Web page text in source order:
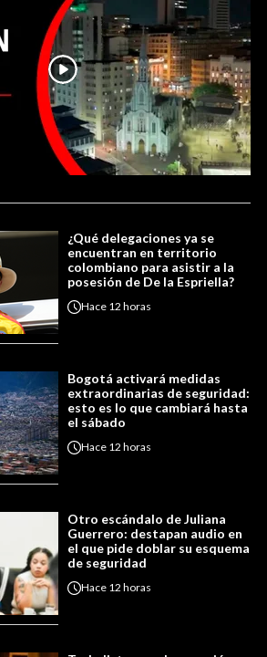
¿Qué delegaciones ya se
encuentran en territorio
colombiano para asistir a la
posesión de De la Espriella?
Hace 12 horas
Bogotá activará medidas
extraordinarias de seguridad:
esto es lo que cambiará hasta
el sábado
Hace 12 horas
Otro escándalo de Juliana
Guerrero: destapan audio en
el que pide doblar su esquema
de seguridad
Hace 12 horas